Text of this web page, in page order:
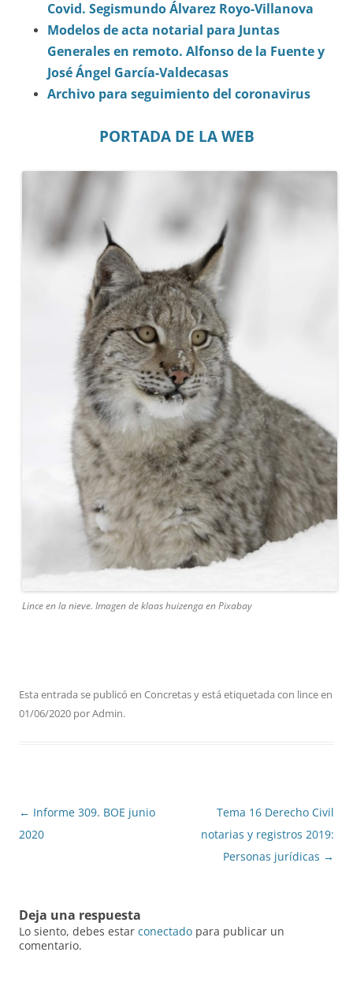
Covid. Segismundo Álvarez Royo-Villanova
Modelos de acta notarial para Juntas
Generales en remoto. Alfonso de la Fuente y
José Ángel García-Valdecasas
Archivo para seguimiento del coronavirus
PORTADA DE LA WEB
Lince en la nieve. Imagen de klaas huizenga en Pixabay
Esta entrada se publicó en Concretasy está etiquetada con linceen
01/06/2020 porAdmin.
Navegación
de
← Informe 309. BOE junio
2020
Tema 16 Derecho Civil
notarias y registros 2019:
Personas jurídicas →
Deja una respuesta
Lo siento, debes estar conectado para publicar un
comentario.